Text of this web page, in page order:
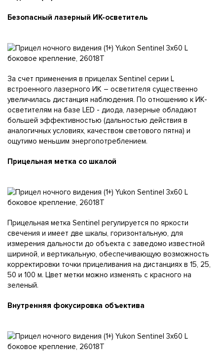
Безопасный лазерный ИК-осветитель
За счет применения в прицелах Sentinel серии L
встроенного лазерного ИК – осветителя существенно
увеличилась дистанция наблюдения. По отношению к ИК-
осветителям на базе LED - диода, лазерные обладают
большей эффективностью (дальностью действия в
аналогичных условиях, качеством светового пятна) и
ощутимо меньшим энергопотреблением.
Прицельная метка со шкалой
Прицельная метка Sentinel регулируется по яркости
свечения и имеет две шкалы, горизонтальную, для
измерения дальности до объекта с заведомо известной
шириной, и вертикальную, обеспечивающую возможность
корректировки точки прицеливания на дистанциях в 15, 25,
50 и 100 м. Цвет метки можно изменять с красного на
зеленый.
Внутренняя фокусировка объектива